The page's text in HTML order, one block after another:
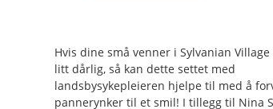
Hvis dine små venner i Sylvanian
litt dårlig, så kan dette settet med
landsbysykepleieren hjelpe til med å
pannerynker til et smil! I tillegg til Nina